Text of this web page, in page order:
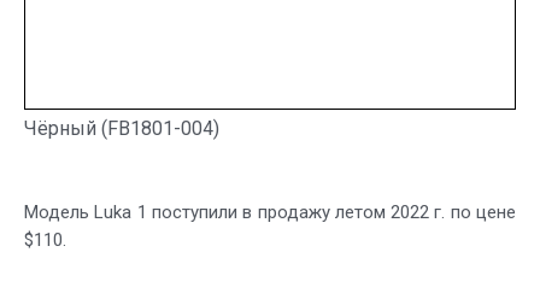
Чёрный (FB1801-004)
Модель Luka 1 поступили в продажу летом 2022 г. по цене
$110.